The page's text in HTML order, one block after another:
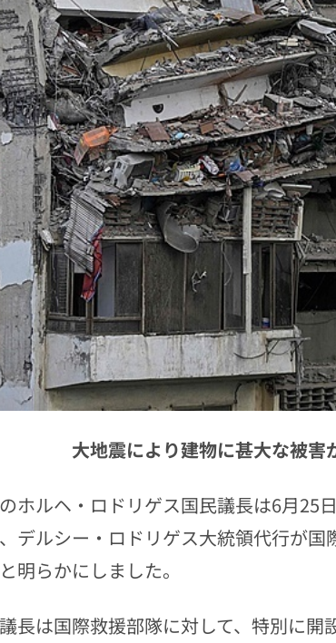
大地震により建物に甚大な被害
ホルヘ・ロドリゲス国民議長は6月25
デルシー・ロドリゲス大統領代行が
明らかにしました。
長は国際救援部隊に対して、特別に